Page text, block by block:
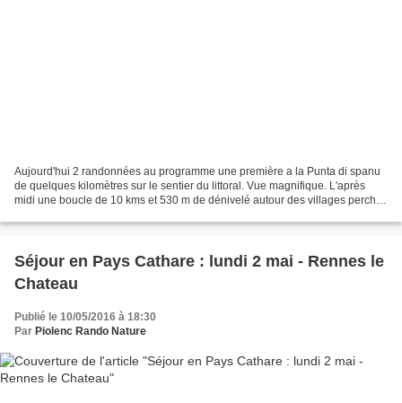
Aujourd'hui 2 randonnées au programme une première a la Punta di spanu
de quelques kilomètres sur le sentier du littoral. Vue magnifique. L'après
midi une boucle de 10 kms et 530 m de dénivelé autour des villages perchés
Séjour en Pays Cathare : lundi 2 mai - Rennes le
Chateau
Publié le 10/05/2016 à 18:30
Par Piolenc Rando Nature